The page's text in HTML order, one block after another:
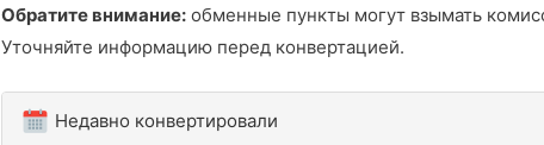
Обратите внимание: обменные пункты могут взымать
Уточняйте информацию перед конвертацией.
Недавно конвертировали